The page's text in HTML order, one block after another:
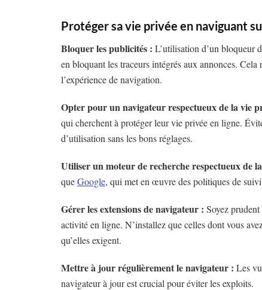
Protéger sa vie privée en naviguant
Bloquer les publicités : L’utilisation d’un bloqueur
en bloquant les traceurs intégrés aux annonces.
l’expérience de navigation.
Opter pour un navigateur respectueux de la vie
qui cherchent à protéger leur vie privée en ligne.
d’utilisation sans les bons réglages.
Utiliser un moteur de recherche respectueux de
queGoogle, qui met en œuvre des politiques de
Gérer les extensions de navigateur : Soyez
activité en ligne. N’installez que celles dont vous
qu’elles exigent.
Mettre à jour régulièrement le navigateur : Les
navigateur à jour est crucial pour éviter les exploits.